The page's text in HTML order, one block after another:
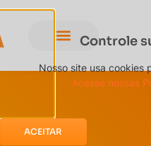
Controle
Nosso site usa cookies
Acesse nossas
ACEITAR